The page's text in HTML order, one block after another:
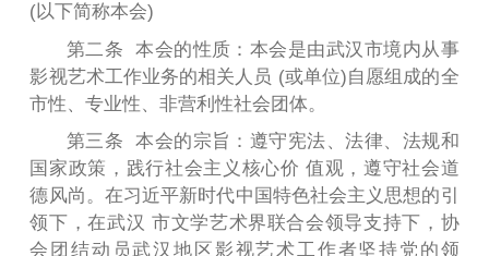
(以下简称本会)
第二条 本会的性质：本会是由武汉市境内从事
影视艺术工作业务的相关人员 (或单位)自愿组成的全
市性、专业性、非营利性社会团体。
第三条 本会的宗旨：遵守宪法、法律、法规和
国家政策，践行社会主义核心价 值观，遵守社会道
德风尚。在习近平新时代中国特色社会主义思想的引
领下，在武汉 市文学艺术界联合会领导支持下，协
会团结动员武汉地区影视艺术工作者坚持党的领